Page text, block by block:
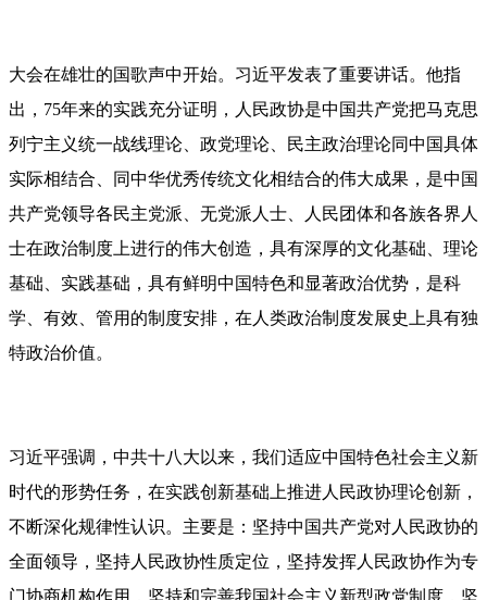
大会在雄壮的国歌声中开始。习近平发表了重要讲话。他指
出，75年来的实践充分证明，人民政协是中国共产党把马克思
列宁主义统一战线理论、政党理论、民主政治理论同中国具体
实际相结合、同中华优秀传统文化相结合的伟大成果，是中国
共产党领导各民主党派、无党派人士、人民团体和各族各界人
士在政治制度上进行的伟大创造，具有深厚的文化基础、理论
基础、实践基础，具有鲜明中国特色和显著政治优势，是科
学、有效、管用的制度安排，在人类政治制度发展史上具有独
特政治价值。
习近平强调，中共十八大以来，我们适应中国特色社会主义新
时代的形势任务，在实践创新基础上推进人民政协理论创新，
不断深化规律性认识。主要是：坚持中国共产党对人民政协的
全面领导，坚持人民政协性质定位，坚持发挥人民政协作为专